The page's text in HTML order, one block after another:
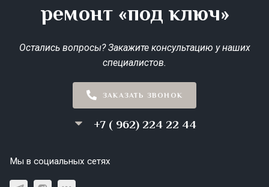
ремонт «под ключ»
Остались вопросы? Закажите консультацию у наших
специалистов.
ЗАКАЗАТЬ ЗВОНОК
+7 ( 962) 224 22 44
Мы в социальных сетях